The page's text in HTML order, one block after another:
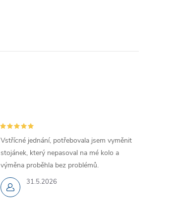
31.5.2026
Vstřícné jednání, potřebovala jsem vyměnit
stojánek, který nepasoval na mé kolo a
výměna proběhla bez problémů.